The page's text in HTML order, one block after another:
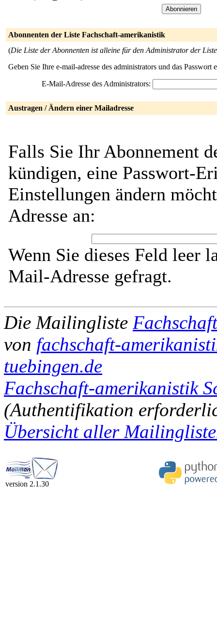
Abonnenten der Liste Fachschaft-amerikanistik
(Die Liste der Abonnenten ist alleine für den Administrator der
Geben Sie Ihre e-mail-adresse des administrators und das
E-Mail-Adresse des Administrators:
Austragen / Ändern einer Mailadresse
Falls Sie Ihr Abonnement
kündigen, eine Passwort-
Einstellungen ändern
Adresse an:
Wenn Sie dieses Feld leer
Mail-Adresse gefragt.
Die Mailingliste
von fachschaft-
tuebingen.de
Fachschaft-amerikanistik
(Authentifikation
Übersicht aller
version 2.1.30